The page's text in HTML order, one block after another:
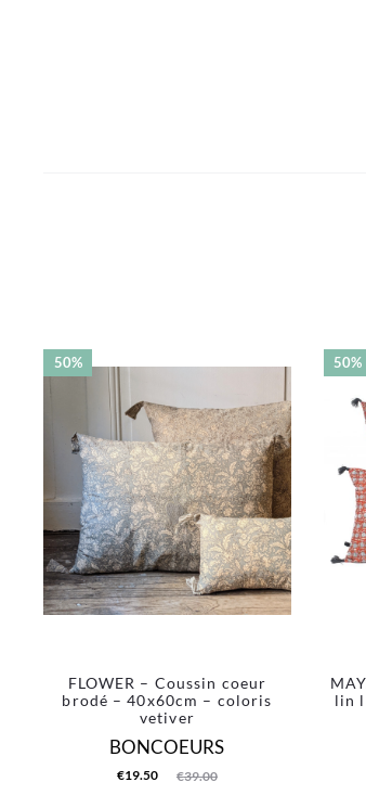
50%
FLOWER – Coussin coeur
brodé – 40x60cm – coloris
vetiver
BONCOEURS
€39.00
Le
€19.50
Le
50%
lin